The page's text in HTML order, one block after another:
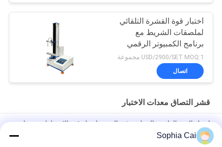
اختبار قوة القشرة التلقائي
لملصقات الشريط مع
برنامج الكمبيوتر الرقمي
USD/2900/SET MOQ:1 مجموعة
اتصال
قشر التصاق معدات الاختبار
اختبار القوة القابضة الصناعية في الفرن، اختبار قوة الاحتفاظ بشريط
حساس للضغط
Sophia Cai